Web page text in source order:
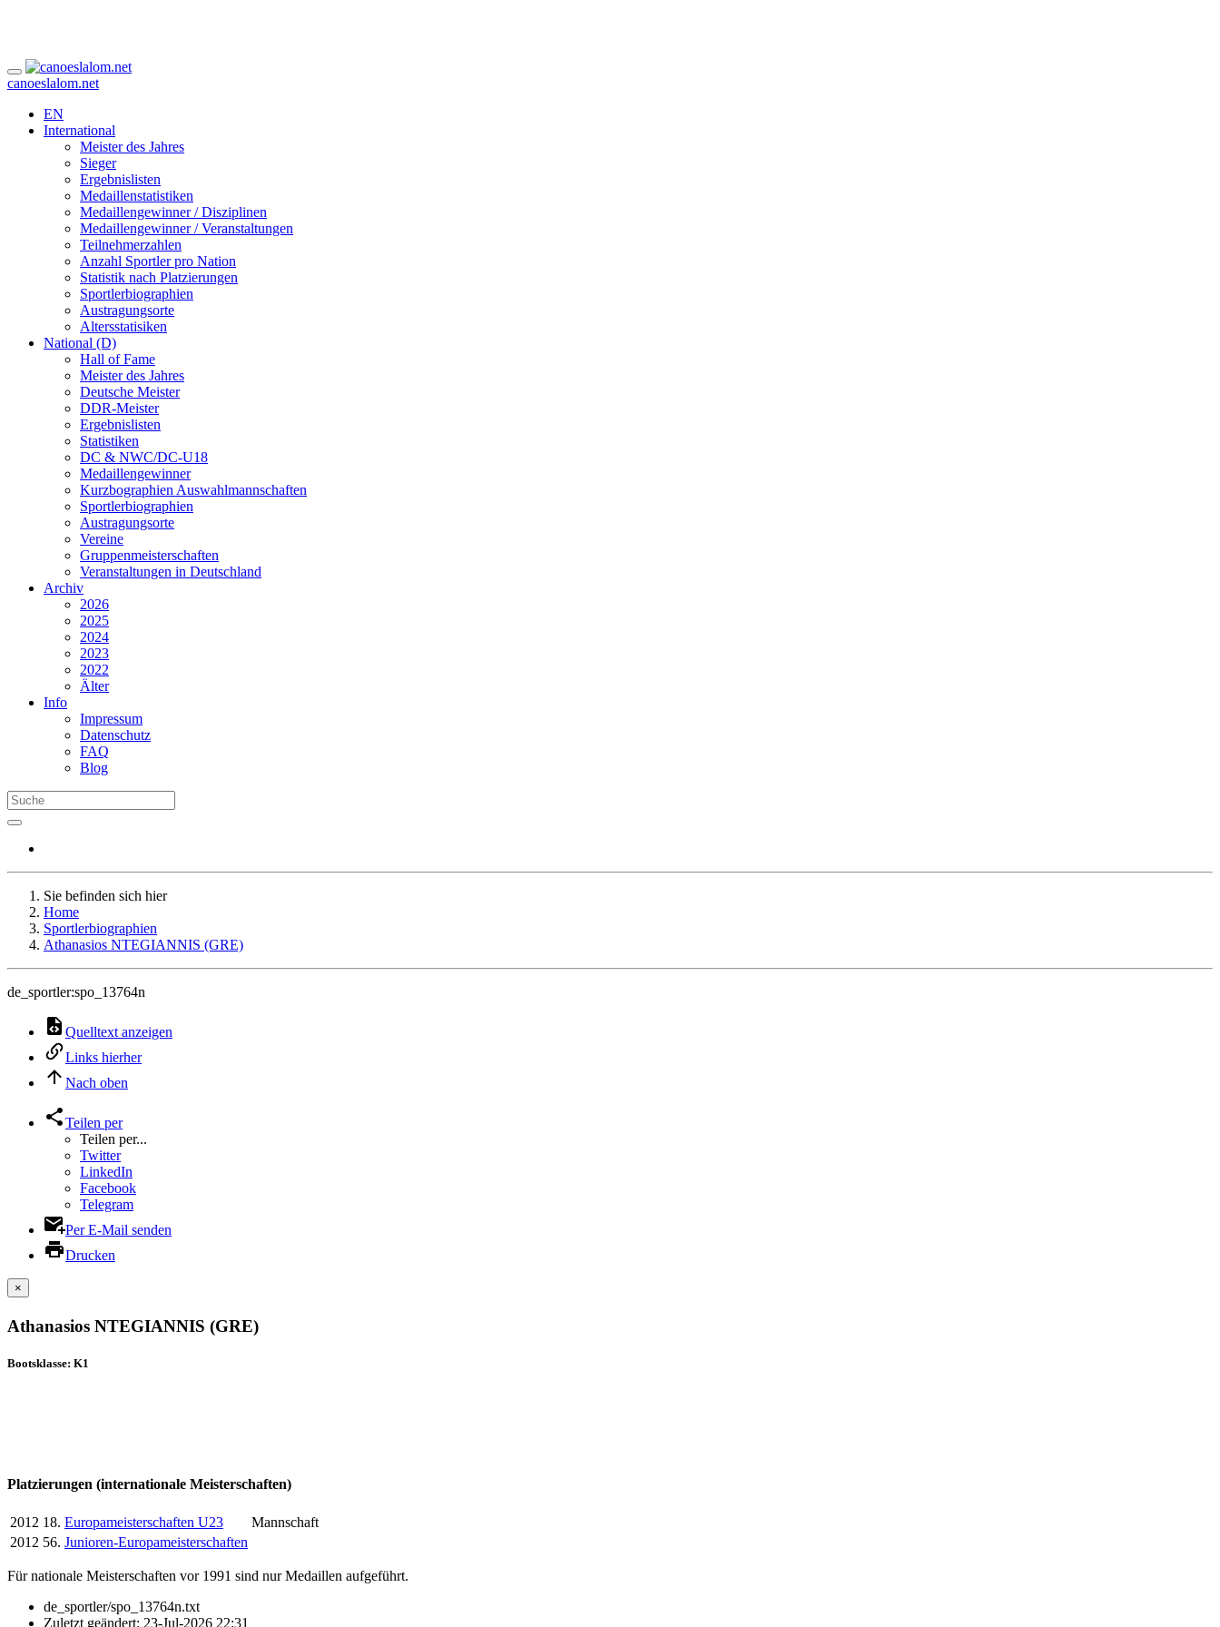
canoeslalom.net
EN
International
Meister des Jahres
Sieger
Ergebnislisten
Medaillenstatistiken
Medaillengewinner / Disziplinen
Medaillengewinner / Veranstaltungen
Teilnehmerzahlen
Anzahl Sportler pro Nation
Statistik nach Platzierungen
Sportlerbiographien
Austragungsorte
Altersstatisiken
National (D)
Hall of Fame
Meister des Jahres
Deutsche Meister
DDR-Meister
Ergebnislisten
Statistiken
DC & NWC/DC-U18
Medaillengewinner
Kurzbographien Auswahlmannschaften
Sportlerbiographien
Austragungsorte
Vereine
Gruppenmeisterschaften
Veranstaltungen in Deutschland
Archiv
2026
2025
2024
2023
2022
Älter
Info
Impressum
Datenschutz
FAQ
Blog
Sie befinden sich hier
Home
Sportlerbiographien
Athanasios NTEGIANNIS (GRE)
de_sportler:spo_13764n
Quelltext anzeigen
Links hierher
Nach oben
Teilen per
Teilen per...
Twitter
LinkedIn
Facebook
Telegram
Per E-Mail senden
Drucken
×
Athanasios NTEGIANNIS (GRE)
Bootsklasse: K1
Platzierungen (internationale Meisterschaften)
2012 18. Europameisterschaften U23
Mannschaft
2012 56. Junioren-Europameisterschaften
Für nationale Meisterschaften vor 1991 sind nur Medaillen aufgeführt.
de_sportler/spo_13764n.txt
Zuletzt geändert: 23-Jul-2026 22:31